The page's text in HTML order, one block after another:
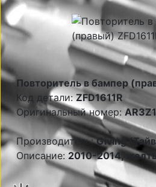
Повторитель в бампер
Код детали:ZFD1611R
Оригинальный номер:
Производитель:Giving
Описание: 2010-2014,